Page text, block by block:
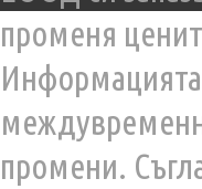
променя
промени.